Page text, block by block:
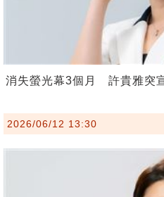
消失螢光幕3個月 許貴雅突
2026/06/12 13:30